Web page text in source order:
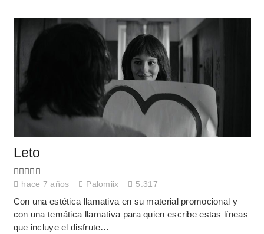
Leto
hace 7 años Palomiix 5.317
Con una estética llamativa en su material promocional y
con una temática llamativa para quien escribe estas líneas
que incluye el disfrute…